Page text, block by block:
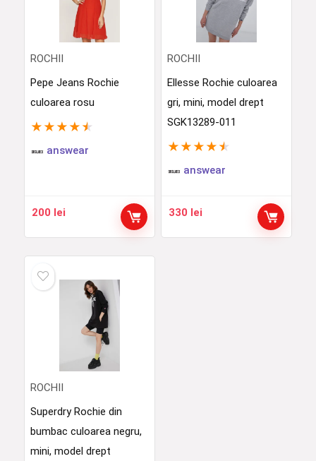
ROCHII
Pepe Jeans Rochie
culoarea rosu
★ ★ ★ ★ ★
answear
200 lei
ROCHII
Ellesse Rochie culoarea
gri, mini, model drept
SGK13289-011
★ ★ ★ ★ ★
answear
330 lei
ROCHII
Superdry Rochie din
bumbac culoarea negru,
mini, model drept